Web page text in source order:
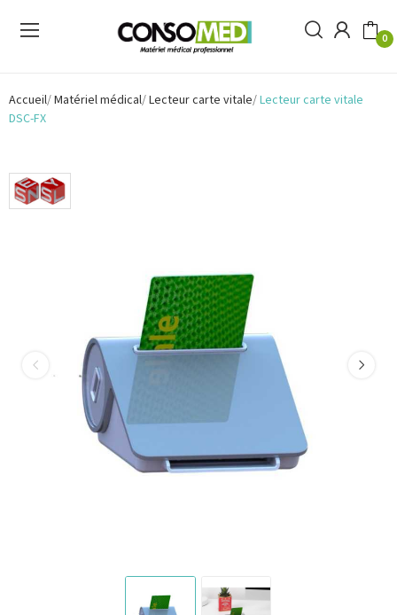
0
Accueil Matériel médical Lecteur carte vitale Lecteur carte vitale
DSC-FX